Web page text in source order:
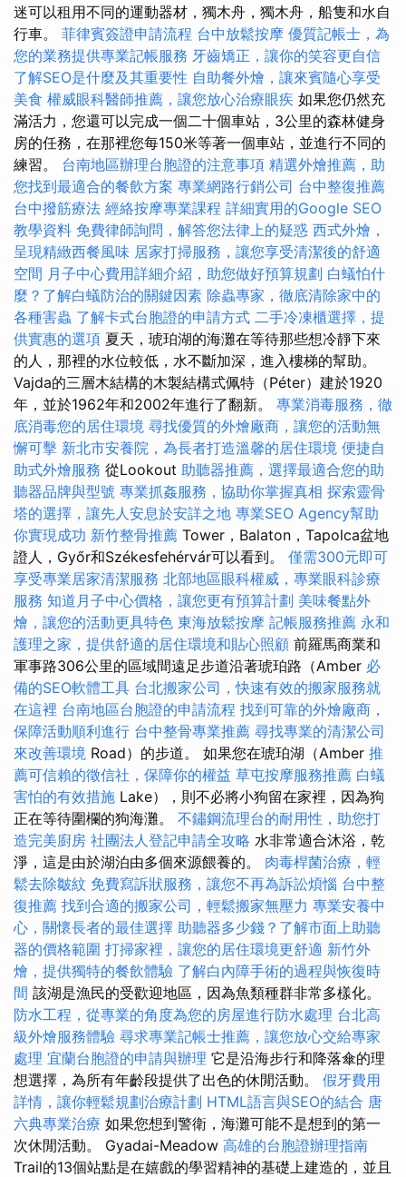
迷可以租用不同的運動器材，獨木舟，獨木舟，船隻和水自
行車。 菲律賓簽證申請流程 台中放鬆按摩 優質記帳士，為
您的業務提供專業記帳服務 牙齒矯正，讓你的笑容更自信
了解SEO是什麼及其重要性 自助餐外燴，讓來賓隨心享受
美食 權威眼科醫師推薦，讓您放心治療眼疾 如果您仍然充
滿活力，您還可以完成一個二十個車站，3公里的森林健身
房的任務，在那裡您每150米等著一個車站，並進行不同的
練習。 台南地區辦理台胞證的注意事項 精選外燴推薦，助
您找到最適合的餐飲方案 專業網路行銷公司 台中整復推薦
台中撥筋療法 經絡按摩專業課程 詳細實用的Google SEO
教學資料 免費律師詢問，解答您法律上的疑惑 西式外燴，
呈現精緻西餐風味 居家打掃服務，讓您享受清潔後的舒適
空間 月子中心費用詳細介紹，助您做好預算規劃 白蟻怕什
麼？了解白蟻防治的關鍵因素 除蟲專家，徹底清除家中的
各種害蟲 了解卡式台胞證的申請方式 二手冷凍櫃選擇，提
供實惠的選項 夏天，琥珀湖的海灘在等待那些想冷靜下來
的人，那裡的水位較低，水不斷加深，進入樓梯的幫助。
Vajda的三層木結構的木製結構式佩特（Péter）建於1920
年，並於1962年和2002年進行了翻新。 專業消毒服務，徹
底消毒您的居住環境 尋找優質的外燴廠商，讓您的活動無
懈可擊 新北市安養院，為長者打造溫馨的居住環境 便捷自
助式外燴服務 從Lookout 助聽器推薦，選擇最適合您的助
聽器品牌與型號 專業抓姦服務，協助你掌握真相 探索靈骨
塔的選擇，讓先人安息於安詳之地 專業SEO Agency幫助
你實現成功 新竹整骨推薦 Tower，Balaton，Tapolca盆地
證人，Győr和Székesfehérvár可以看到。 僅需300元即可
享受專業居家清潔服務 北部地區眼科權威，專業眼科診療
服務 知道月子中心價格，讓您更有預算計劃 美味餐點外
燴，讓您的活動更具特色 東海放鬆按摩 記帳服務推薦 永和
護理之家，提供舒適的居住環境和貼心照顧 前羅馬商業和
軍事路306公里的區域間遠足步道沿著琥珀路（Amber 必
備的SEO軟體工具 台北搬家公司，快速有效的搬家服務就
在這裡 台南地區台胞證的申請流程 找到可靠的外燴廠商，
保障活動順利進行 台中整骨專業推薦 尋找專業的清潔公司
來改善環境 Road）的步道。 如果您在琥珀湖（Amber 推
薦可信賴的徵信社，保障你的權益 草屯按摩服務推薦 白蟻
害怕的有效措施 Lake），則不必將小狗留在家裡，因為狗
正在等待圍欄的狗海灘。 不鏽鋼流理台的耐用性，助您打
造完美廚房 社團法人登記申請全攻略 水非常適合沐浴，乾
淨，這是由於湖泊由多個來源餵養的。 肉毒桿菌治療，輕
鬆去除皺紋 免費寫訴狀服務，讓您不再為訴訟煩惱 台中整
復推薦 找到合適的搬家公司，輕鬆搬家無壓力 專業安養中
心，關懷長者的最佳選擇 助聽器多少錢？了解市面上助聽
器的價格範圍 打掃家裡，讓您的居住環境更舒適 新竹外
燴，提供獨特的餐飲體驗 了解白內障手術的過程與恢復時
間 該湖是漁民的受歡迎地區，因為魚類種群非常多樣化。
防水工程，從專業的角度為您的房屋進行防水處理 台北高
級外燴服務體驗 尋求專業記帳士推薦，讓您放心交給專家
處理 宜蘭台胞證的申請與辦理 它是沿海步行和降落傘的理
想選擇，為所有年齡段提供了出色的休閒活動。 假牙費用
詳情，讓你輕鬆規劃治療計劃 HTML語言與SEO的結合 唐
六典專業治療 如果您想到警衛，海灘可能不是想到的第一
次休閒活動。 Gyadai-Meadow 高雄的台胞證辦理指南
Trail的13個站點是在嬉戲的學習精神的基礎上建造的，並且